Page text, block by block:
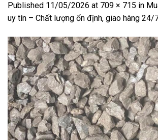
Published 11/05/2026 at 709 × 715 in
uy tín – Chất lượng ổn định, giao hàng 24/